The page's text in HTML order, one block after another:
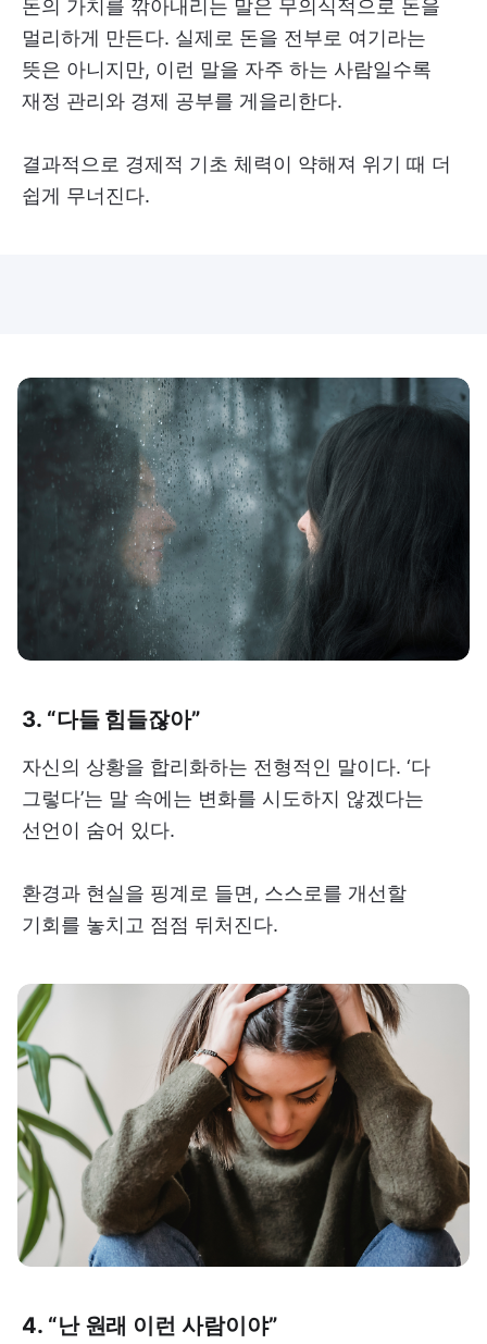
돈의 가치를 깎아내리는 말은 무의식적으로 돈을
멀리하게 만든다. 실제로 돈을 전부로 여기라는
뜻은 아니지만, 이런 말을 자주 하는 사람일수록
재정 관리와 경제 공부를 게을리한다.
결과적으로 경제적 기초 체력이 약해져 위기 때 더
쉽게 무너진다.
3. “다들 힘들잖아”
자신의 상황을 합리화하는 전형적인 말이다. ‘다
그렇다’는 말 속에는 변화를 시도하지 않겠다는
선언이 숨어 있다.
환경과 현실을 핑계로 들면, 스스로를 개선할
기회를 놓치고 점점 뒤처진다.
4. “난 원래 이런 사람이야”